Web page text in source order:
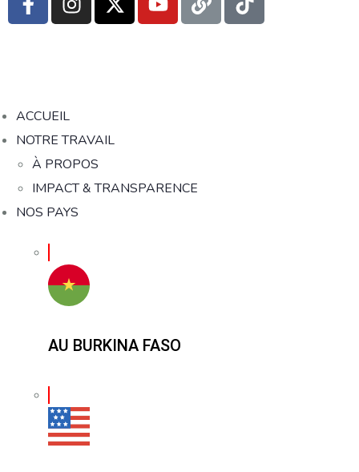
ACCUEIL
NOTRE TRAVAIL
À PROPOS
IMPACT & TRANSPARENCE
NOS PAYS
AU BURKINA FASO